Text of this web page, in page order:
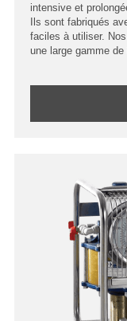
intensive et
Ils sont fabriqués
faciles à utiliser.
une large gamme